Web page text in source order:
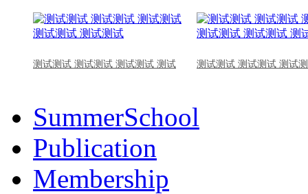
测试测试 测试测试 测试测试 测试 测试测试 测试测试 测试
SummerSchool
Publication
Membership